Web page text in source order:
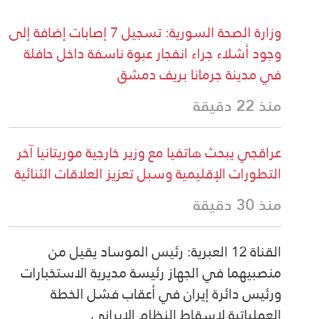
وزارة الصحة السورية: تسجيل 7 إصابات إضافة إلى
وجود أشلاء جراء انفجار عبوة ناسفة داخل حافلة
في مدينة جرمانا بريف دمشق
منذ 22 دقيقة
عراقجي يبحث هاتفيا مع وزير خارجية موريتانيا آخر
التطورات الإقليمية وسبل تعزيز العلاقات الثنائية
منذ 30 دقيقة
القناة 12 العبرية: رئيس الموساد يقيل من
منصبيهما في الجهاز رئيسة مديرية الاستخبارات
ورئيس دائرة إيران في أعقاب فشل الخطة